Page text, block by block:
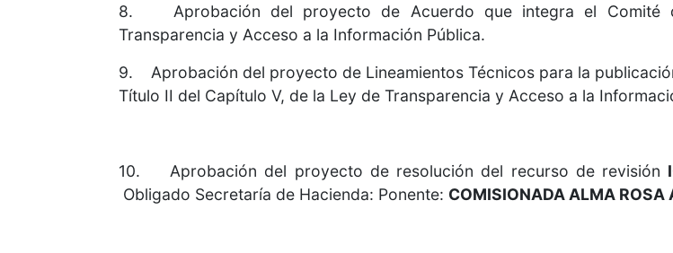
8. Aprobación del proyecto de Acuerdo que integra el Comité
Transparencia y Acceso a la Información Pública.
9. Aprobación del proyecto de Lineamientos Técnicos para la
Título II del Capítulo V, de la Ley de Transparencia y Acceso a la
10. Aprobación del proyecto de resolución del recurso de revisión
Obligado Secretaría de Hacienda: Ponente: COMISIONADA ALMA ROSA